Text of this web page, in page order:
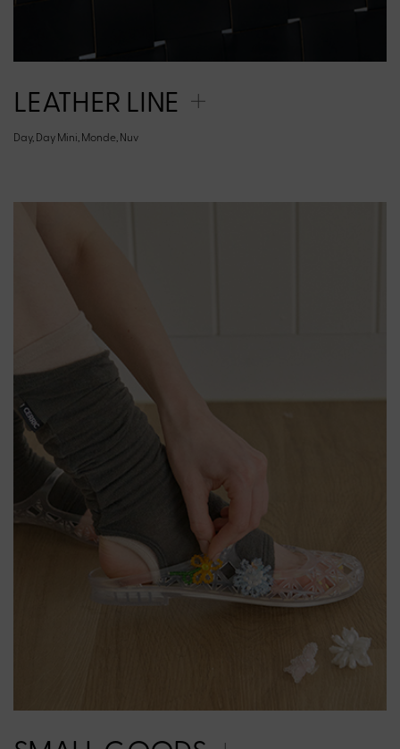
LEATHER LINE
Day, Day Mini, Monde, Nuv